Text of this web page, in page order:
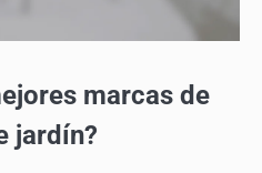
marcas de
jardín?